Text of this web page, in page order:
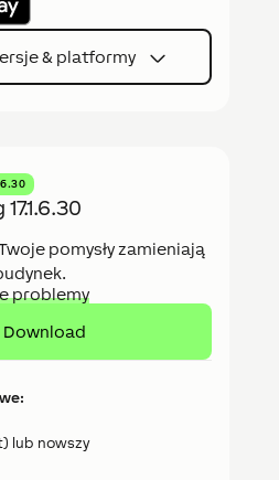
& platformy
pomysły zamieniają
problemy
Download
lub nowszy